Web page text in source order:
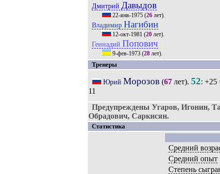
Дмитрий Давыдов
22-янв-1975(26лет).
Владимир Нагибин
12-окт-1981 (20лет).
Геннадий Попович
9-фев-1973(28лет).
Тренеры
Юрий Морозов(67лет). 52: +25
11
Предупреждены Угаров, Игонин,
Обрадович, Саркисян.
Статистика
Средний
Средний опыт
Степень